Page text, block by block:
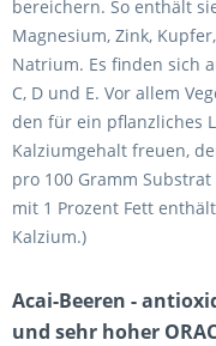
bereichern. So enthält
Magnesium, Zink,
Natrium. Es finden sich
C, D und E. Vor allem
den für ein pflanzliches
Kalziumgehalt freuen,
pro 100 Gramm
mit 1 Prozent Fett
Kalzium.)
Acai-Beeren -
und sehr hoher